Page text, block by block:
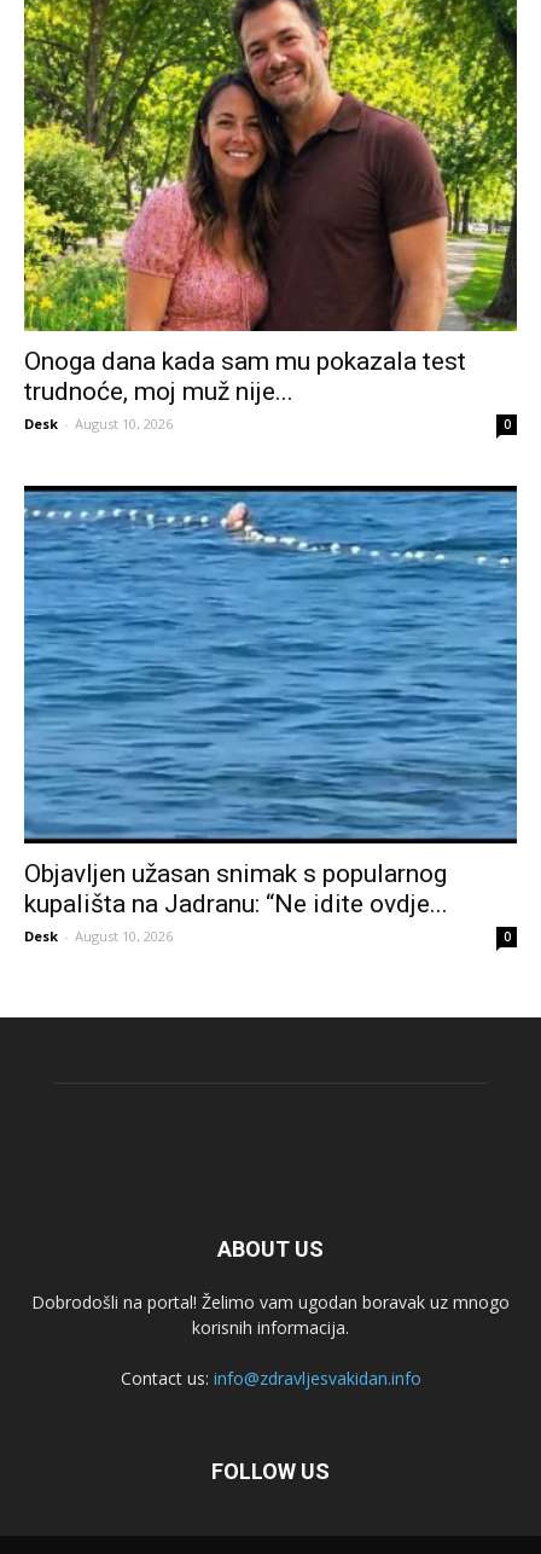
Onoga dana kada sam mu pokazala test
trudnoće, moj muž nije...
Desk - August 10, 2026 0
Objavljen užasan snimak s popularnog
kupališta na Jadranu: “Ne idite ovdje...
Desk - August 10, 2026 0
ABOUT US
Dobrodošli na portal! Želimo vam ugodan boravak uz mnogo
korisnih informacija.
Contact us: info@zdravljesvakidan.info
FOLLOW US